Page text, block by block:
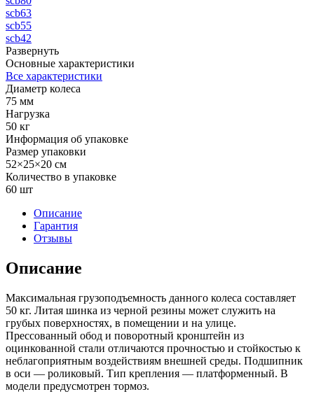
scb63
scb55
scb42
Развернуть
Основные характеристики
Все характеристики
Диаметр колеса
75 мм
Нагрузка
50 кг
Информация об упаковке
Размер упаковки
52×25×20 см
Количество в упаковке
60 шт
Описание
Гарантия
Отзывы
Описание
Максимальная грузоподъемность данного колеса составляет
50 кг. Литая шинка из черной резины может служить на
грубых поверхностях, в помещении и на улице.
Прессованный обод и поворотный кронштейн из
оцинкованной стали отличаются прочностью и стойкостью к
неблагоприятным воздействиям внешней среды. Подшипник
в оси — роликовый. Тип крепления — платформенный. В
модели предусмотрен тормоз.